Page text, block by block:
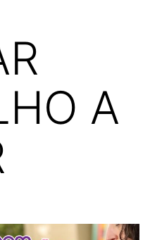
A